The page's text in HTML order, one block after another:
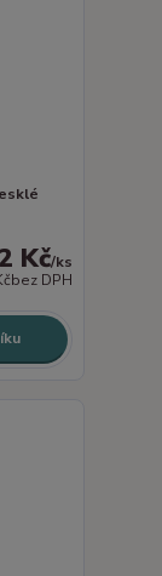
Kč/ks
bez DPH